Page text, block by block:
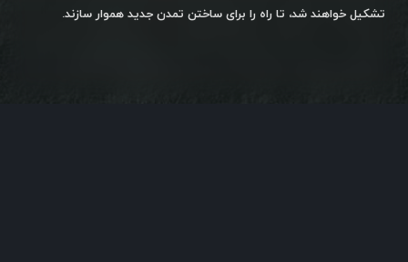
تشکیل خواهند شد، تا راه را برای ساختن تمدن جدید هموار سازند.